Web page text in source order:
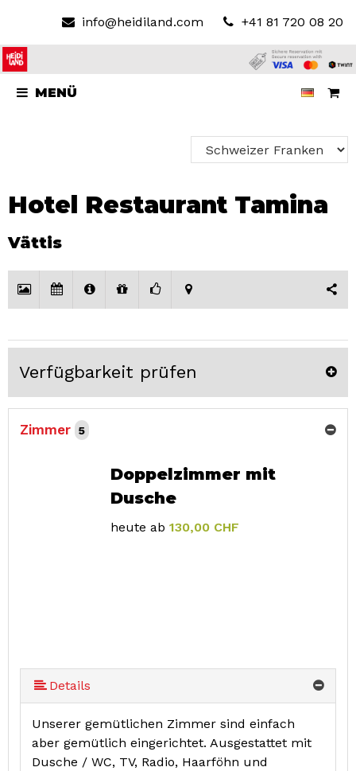
info@heidiland.com +41 81 720 08 20
MENÜ
Hotel Restaurant Tamina
Vättis
Verfügbarkeit prüfen
Zimmer 5
Doppelzimmer mit
Dusche
heute ab 130,00 CHF
Details
Unserer gemütlichen Zimmer sind einfach
aber gemütlich eingerichtet. Ausgestattet mit
Dusche / WC, TV, Radio, Haarföhn und